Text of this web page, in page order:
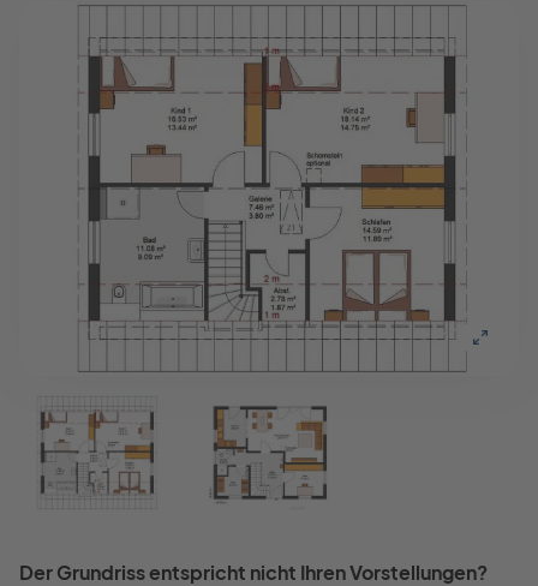
Der Grundriss entspricht nicht Ihren Vorstellungen?